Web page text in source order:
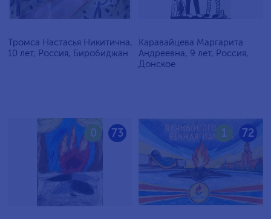
Тромса Настасья Никитична,
10 лет, Россия, Биробиджан
Каравайцева Маргарита
Андреевна, 9 лет, Россия,
Донское
73
0 72
1